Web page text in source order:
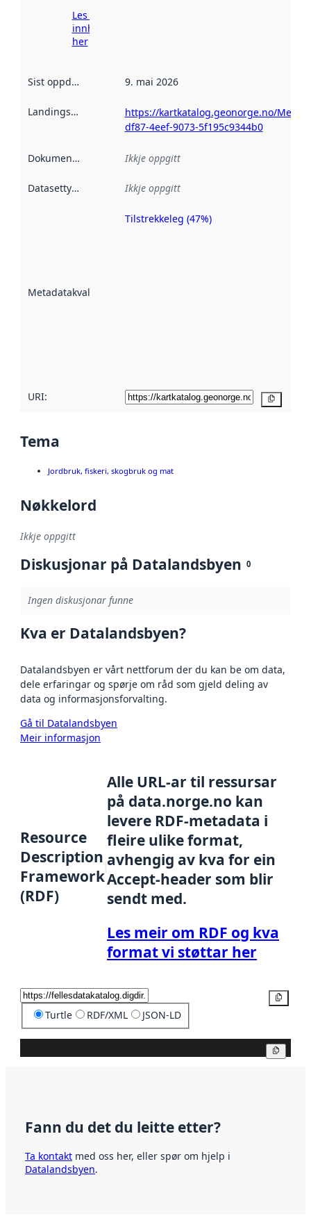
Les meir om
innhenting
her
Sist oppdatert 9. mai 2026
Landingsside
https://kartkatalog.geonorge.no/
df87-4eef-9073-5f195c9344b0
Dokumentasjon Ikkje oppgitt
Datasettype Ikkje oppgitt
Metadatakvalitet
Metadatakvalitet
Tilstrekkeleg (47%)
URI:
Tema
Jordbruk, fiskeri, skogbruk og mat
Nøkkelord
Ikkje oppgitt
Diskusjonar på Datalandsbyen 0
Ingen diskusjonar funne
Kva er Datalandsbyen?
Datalandsbyen er vårt nettforum der du kan be om data,
dele erfaringar og spørje om råd som gjeld deling av
data og informasjonsforvalting.
Gå til Datalandsbyen
Meir informasjon
Resource
Description
Framework
(RDF)
Alle URL-ar til ressursar
på data.norge.no kan
levere RDF-metadata i
fleire ulike format,
avhengig av kva for ein
Accept-header som blir
sendt med.
Les meir om RDF og kva
format vi støttar her
Turtle RDF/XML JSON-LD
Fann du det du leitte etter?
Ta kontakt med oss her, eller spør om hjelp i
Datalandsbyen.